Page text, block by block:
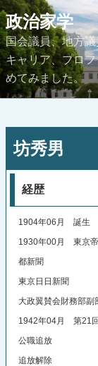
コ
ン
テ
ン
ツ
へ
プ
政治家学
国会議員、地方
キャリア、プロ
めてみました。
稿坊秀男
経歴
1904年06月 誕生
1930年00月 東京帝
都新聞
東京日日新聞
大政翼賛会財務部副
1942年04月 第21回
公職追放
追放解除